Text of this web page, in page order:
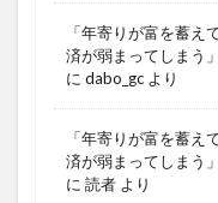
「年寄りが富を蓄え
済が弱まってしまう
に dabo_gc より
「年寄りが富を蓄え
済が弱まってしまう
に 読者 より